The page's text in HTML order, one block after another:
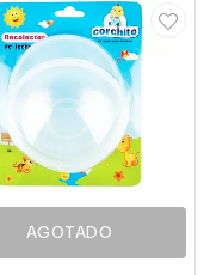
AGOTADO